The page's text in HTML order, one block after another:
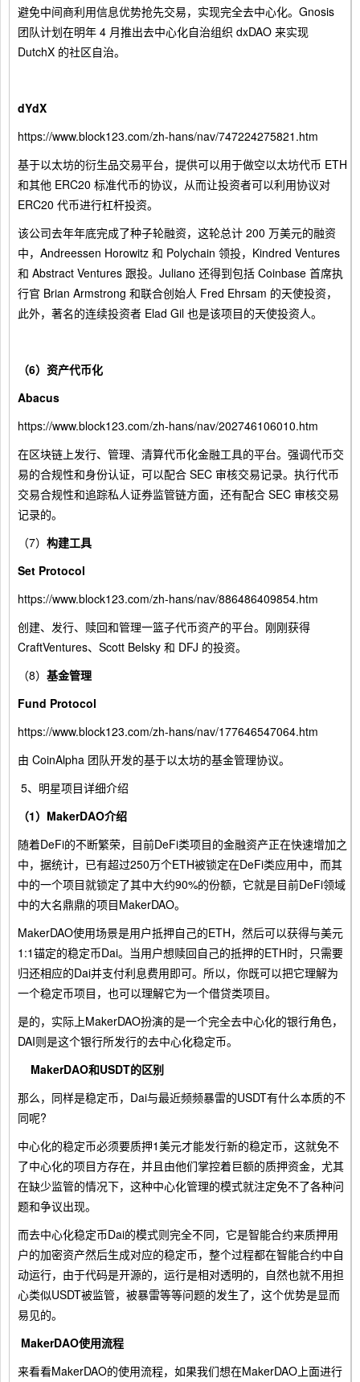
避免中间商利用信息优势抢先交易，实现完全去中心化。Gnosis
团队计划在明年 4 月推出去中心化自治组织 dxDAO 来实现
DutchX 的社区自治。
dYdX
https://www.block123.com/zh-hans/nav/747224275821.htm
基于以太坊的衍生品交易平台，提供可以用于做空以太坊代币 ETH
和其他 ERC20 标准代币的协议，从而让投资者可以利用协议对
ERC20 代币进行杠杆投资。
该公司去年年底完成了种子轮融资，这轮总计 200 万美元的融资
中，Andreessen Horowitz 和 Polychain 领投，Kindred Ventures
和 Abstract Ventures 跟投。Juliano 还得到包括 Coinbase 首席执
行官 Brian Armstrong 和联合创始人 Fred Ehrsam 的天使投资，
此外，著名的连续投资者 Elad Gil 也是该项目的天使投资人。
（6）资产代币化
Abacus
https://www.block123.com/zh-hans/nav/202746106010.htm
在区块链上发行、管理、清算代币化金融工具的平台。强调代币交
易的合规性和身份认证，可以配合 SEC 审核交易记录。执行代币
交易合规性和追踪私人证券监管链方面，还有配合 SEC 审核交易
记录的。
（7） 构建工具
Set Protocol
https://www.block123.com/zh-hans/nav/886486409854.htm
创建、发行、赎回和管理一篮子代币资产的平台。刚刚获得
CraftVentures、Scott Belsky 和 DFJ 的投资。
（8） 基金管理
Fund Protocol
https://www.block123.com/zh-hans/nav/177646547064.htm
由 CoinAlpha 团队开发的基于以太坊的基金管理协议。
5、明星项目详细介绍
（1）MakerDAO介绍
随着DeFi的不断繁荣，目前DeFi类项目的金融资产正在快速增加之
中，据统计，已有超过250万个ETH被锁定在DeFi类应用中，而其
中的一个项目就锁定了其中大约90%的份额，它就是目前DeFi领域
中的大名鼎鼎的项目MakerDAO。
MakerDAO使用场景是用户抵押自己的ETH，然后可以获得与美元
1:1锚定的稳定币Dai。当用户想赎回自己的抵押的ETH时，只需要
归还相应的Dai并支付利息费用即可。所以，你既可以把它理解为
一个稳定币项目，也可以理解它为一个借贷类项目。
是的，实际上MakerDAO扮演的是一个完全去中心化的银行角色，
DAI则是这个银行所发行的去中心化稳定币。
MakerDAO和USDT的区别
那么，同样是稳定币，Dai与最近频频暴雷的USDT有什么本质的不
同呢?
中心化的稳定币必须要质押1美元才能发行新的稳定币，这就免不
了中心化的项目方存在，并且由他们掌控着巨额的质押资金，尤其
在缺少监管的情况下，这种中心化管理的模式就注定免不了各种问
题和争议出现。
而去中心化稳定币Dai的模式则完全不同，它是智能合约来质押用
户的加密资产然后生成对应的稳定币，整个过程都在智能合约中自
动运行，由于代码是开源的，运行是相对透明的，自然也就不用担
心类似USDT被监管，被暴雷等等问题的发生了，这个优势是显而
易见的。
MakerDAO使用流程
来看看MakerDAO的使用流程，如果我们想在MakerDAO上面进行